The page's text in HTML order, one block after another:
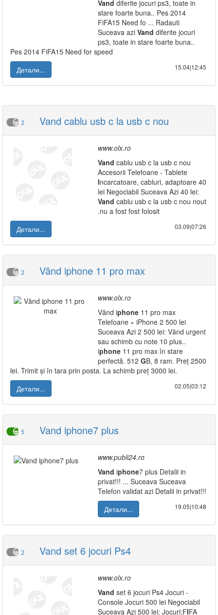
Vand diferite jocuri ps3, toate in
stare foarte buna.. Pes 2014
FiFA15 Need fo ... Radauti
Suceava azi Vand diferite jocuri
ps3, toate in stare foarte buna..
Pes 2014 FiFA15 Need for speed
Детали...
15.04|12:45
2 Vand cablu usb c la usb c nou
www.olx.ro
Vand cablu usb c la usb c nou
Accesorii Telefoane - Tablete
Incarcatoare, cabluri, adaptoare 40
lei Negociabil Suceava Azi 40 lei:
Vand cablu usb c la usb c nou nout
.nu a fost fost folosit
Детали...
03.09|07:26
2 Vând iphone 11 pro max
www.olx.ro
Vând iphone 11 pro max
Telefoane » iPhone 2 500 lei
Suceava Azi 2 500 lei: Vând urgent
sau schimb cu note 10 plus..
iphone 11 pro max în stare
perfectă. 512 GB, 8 ram. Preț 2500
lei. Trimit și în tara prin posta. La schimb preț 3000 lei.
Детали...
02.05|03:12
5 Vand iphone7 plus
www.publi24.ro
Vand iphone7 plus Detalii in
privat!!! ... Suceava Suceava
Telefon validat azi Detalii in privat!!!
Детали...
19.05|10:48
2 Vand set 6 jocuri Ps4
www.olx.ro
Vand set 6 jocuri Ps4 Jocuri -
Console Jocuri 500 lei Negociabil
Suceava Azi 500 lei: Jocuri:FIFA